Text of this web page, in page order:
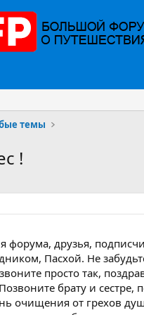
темы
!
форума, друзья,
Пасхой. Не
просто так,
брату и
очищения от грехов